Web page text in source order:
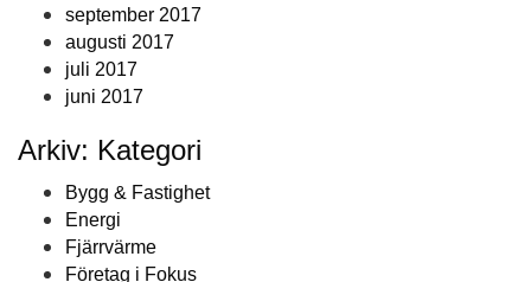
september 2017
augusti 2017
juli 2017
juni 2017
Arkiv: Kategori
Bygg & Fastighet
Energi
Fjärrvärme
Företag i Fokus